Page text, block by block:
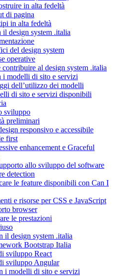
in alta fedeltà
di pagina
in alta fedeltà
il design system .italia
del design system
operative
al design system .italia
i modelli di sito e servizi
dell’utilizzo dei modelli
di sito e servizi disponibili
sviluppo
preliminari
responsivo e accessibile
first
enhancement e Graceful
allo sviluppo del software
detection
le feature disponibili con Can I
e risorse per CSS e JavaScript
browser
le prestazioni
il design system .italia
Bootstrap Italia
sviluppo React
sviluppo Angular
i modelli di sito e servizi